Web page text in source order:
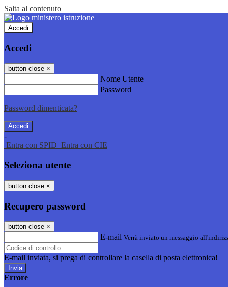
Salta al contenuto
Accedi
Accedi
button close ×
Nome Utente
Password
Password dimenticata?
-
Entra con SPID Entra con CIE
Seleziona utente
button close ×
Recupero password
button close ×
E-mail Verrà inviato un messaggio
E-mail inviata, si prega di controllare la casella di posta elettronica!
Errore